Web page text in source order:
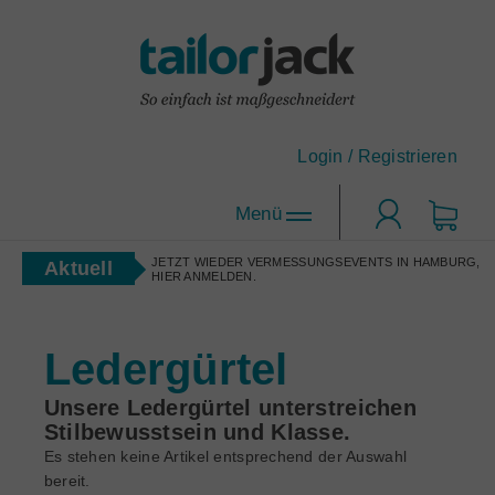
Maßhemden
Designen Sie Ihr Maßhemd nach Ihren Wünschen!
tailorjack-Topseller
Die beliebtesten Maßhemd-Designs.
Maßhemden für Firmen
Corporate Clothing nach Maß.
Anzug-Konfigurator
Designen Sie sich Ihren neuen Lieblingsanzug.
Gutscheine
Accessoires
Login / Registrieren
Aktuell
JETZT WIEDER VERMESSUNGSEVENTS IN HAMBURG,
HIER ANMELDEN.
Ledergürtel
Unsere Ledergürtel unterstreichen
Stilbewusstsein und Klasse.
Es stehen keine Artikel entsprechend der Auswahl
bereit.